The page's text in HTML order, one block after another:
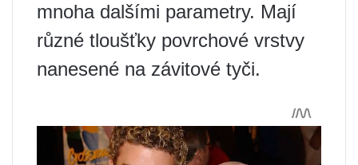
mnoha dalšími parametry. Mají
různé tloušťky povrchové vrstvy
nanesené na závitové tyči.